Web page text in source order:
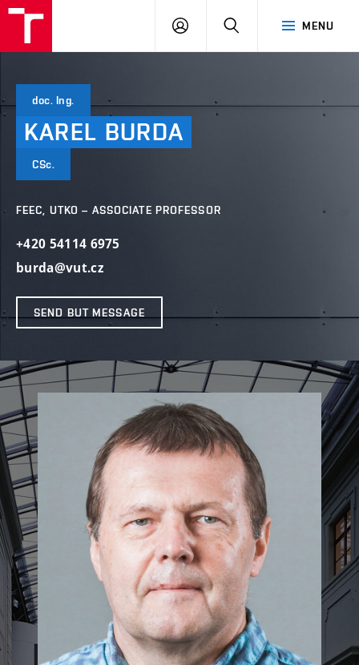
MENU
LOG
SEARCH
doc. Ing.
KAREL BURDA
CSc.
FEEC, UTKO – ASSOCIATE PROFESSOR
+420 54114 6975
burda@vut.cz
SEND BUT MESSAGE